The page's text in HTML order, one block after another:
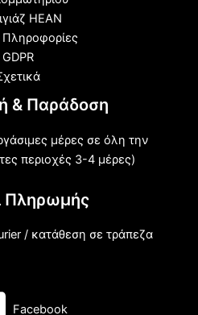
HEAN
Πληροφορίες
GDPR
& Παράδοση
μέρες σε όλη την
περιοχές 3-4 μέρες)
Πληρωμής
/ κατάθεση σε τράπεζα
Facebook